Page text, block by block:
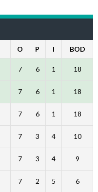
O P I BOD
7 6 1 18
7 6 1 18
7 6 1 18
7 3 4 10
7 3 4 9
7 2 5 6